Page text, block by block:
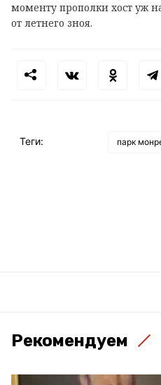
моменту прополки хост уж
от летнего зноя.
Теги: парк
Рекомендуем